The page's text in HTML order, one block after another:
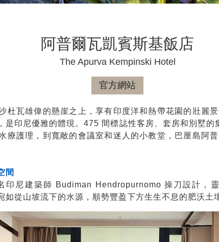
阿普爾瓦凱賓斯基飯店
The Apurva Kempinski Hotel
官方網站
杜瓦雄偉的懸崖之上，享有印度洋和熱帶花園的壯麗
是印尼優雅的體現。475 間標誌性客房、套房和別墅
療護理，到寬敞的會議室和迷人的小教堂，巴厘島阿
間
印尼建築師 Budiman Hendropurnomo 操刀設計，
如從山坡流下的水源，順勢豐盈下方生生不息的肥沃土